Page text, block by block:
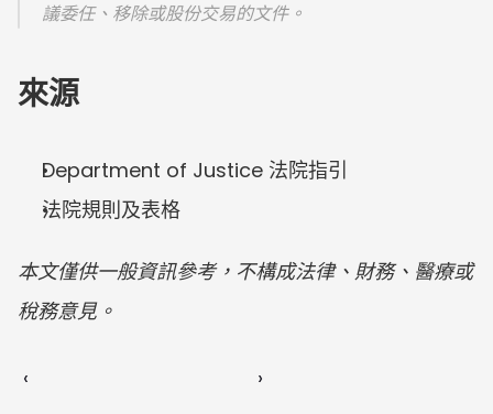
議委任、移除或股份交易的文件。
來源
Department of Justice 法院指引
法院規則及表格
本文僅供一般資訊參考，不構成法律、財務、醫療或
稅務意見。
‹ ›